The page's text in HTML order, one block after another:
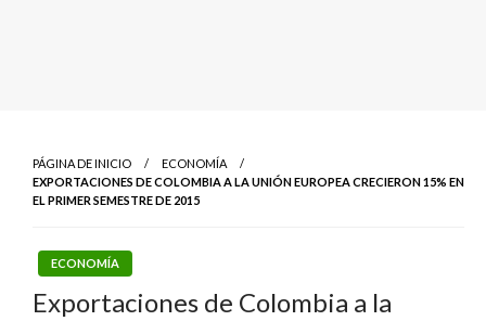
PÁGINA DE INICIO
ECONOMÍA
EXPORTACIONES DE COLOMBIA A LA UNIÓN EUROPEA CRECIERON 15% EN
EL PRIMER SEMESTRE DE 2015
ECONOMÍA
Exportaciones de Colombia a la